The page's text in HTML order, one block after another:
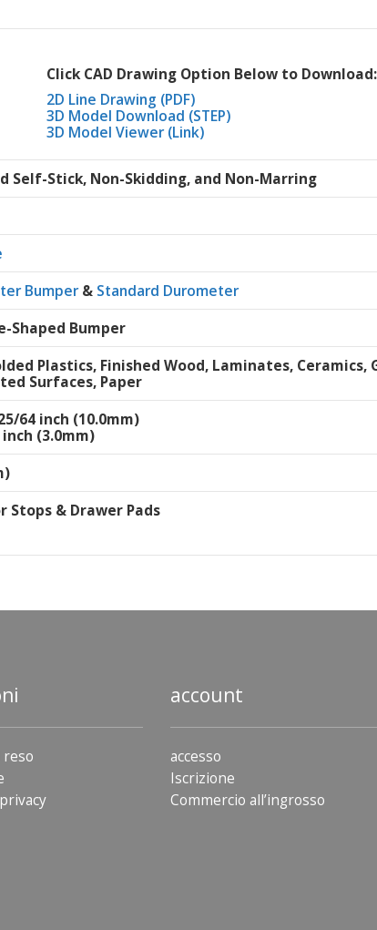
Click CAD Drawing Option Below to Download:
2D Line Drawing (PDF)
3D Model Download (STEP)
3D Model Viewer (Link)
Self-Stick, Non-Skidding, and Non-Marring
Bumper& Standard Durometer
Shaped Bumper
Plastics, Finished Wood, Laminates, Ceramics,
Surfaces, Paper
64 inch (10.0mm)
(3.0mm)
Stops & Drawer Pads
account
accesso
Iscrizione
Commercio all’ingrosso